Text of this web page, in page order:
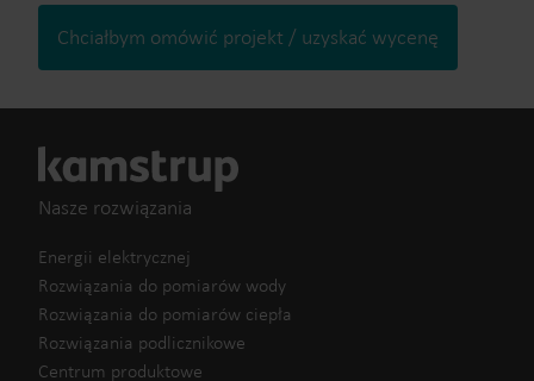
Chciałbym omówić projekt / uzyskać wycenę
Nasze rozwiązania
Energii elektrycznej
Rozwiązania do pomiarów wody
Rozwiązania do pomiarów ciepła
Rozwiązania podlicznikowe
Centrum produktowe